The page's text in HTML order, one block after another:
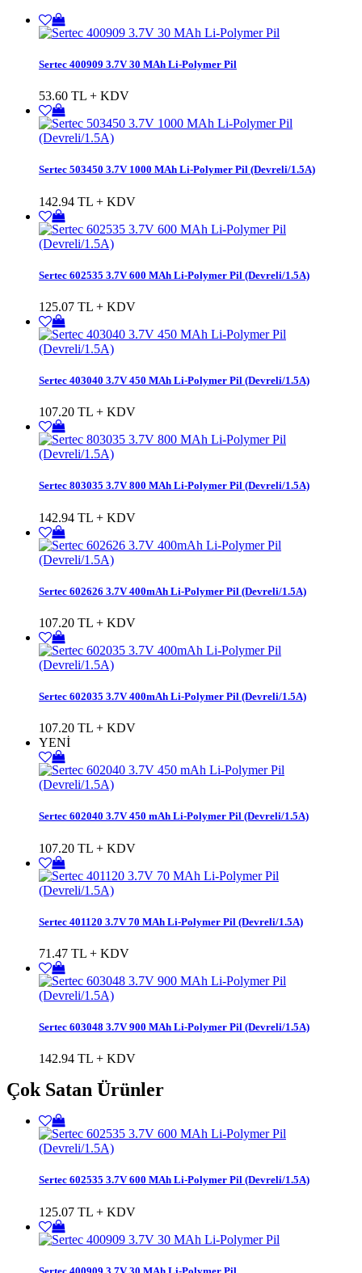
Sertec 400909 3.7V 30 MAh Li-Polymer Pil
53.60 TL + KDV
Sertec 503450 3.7V 1000 MAh Li-Polymer Pil (Devreli/1.5A)
142.94 TL + KDV
Sertec 602535 3.7V 600 MAh Li-Polymer Pil (Devreli/1.5A)
125.07 TL + KDV
Sertec 403040 3.7V 450 MAh Li-Polymer Pil (Devreli/1.5A)
107.20 TL + KDV
Sertec 803035 3.7V 800 MAh Li-Polymer Pil (Devreli/1.5A)
142.94 TL + KDV
Sertec 602626 3.7V 400mAh Li-Polymer Pil (Devreli/1.5A)
107.20 TL + KDV
Sertec 602035 3.7V 400mAh Li-Polymer Pil (Devreli/1.5A)
107.20 TL + KDV
YENİ
Sertec 602040 3.7V 450 mAh Li-Polymer Pil (Devreli/1.5A)
107.20 TL + KDV
Sertec 401120 3.7V 70 MAh Li-Polymer Pil (Devreli/1.5A)
71.47 TL + KDV
Sertec 603048 3.7V 900 MAh Li-Polymer Pil (Devreli/1.5A)
142.94 TL + KDV
Çok Satan Ürünler
Sertec 602535 3.7V 600 MAh Li-Polymer Pil (Devreli/1.5A)
125.07 TL + KDV